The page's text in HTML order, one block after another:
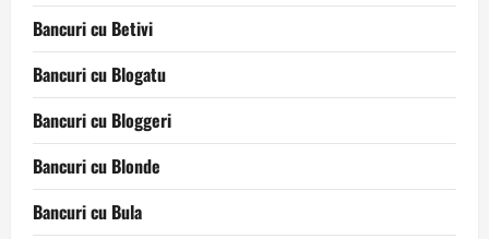
Bancuri cu Betivi
Bancuri cu Blogatu
Bancuri cu Bloggeri
Bancuri cu Blonde
Bancuri cu Bula